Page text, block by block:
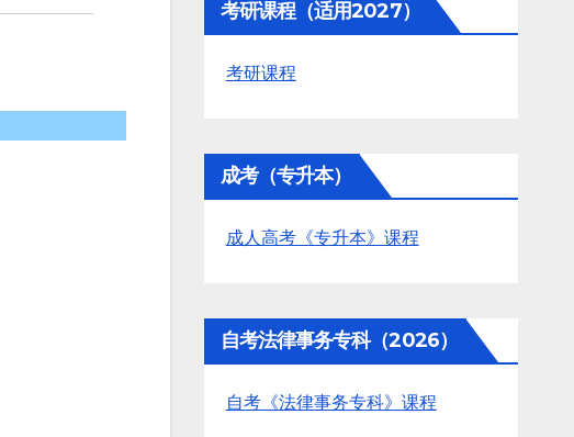
考研课程（适用2027）
考研课程
成考（专升本）
成人高考《专升本》课程
自考法律事务专科（2026）
自考《法律事务专科》课程